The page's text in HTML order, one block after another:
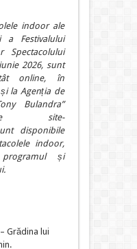
indoor ale
a Festivalului
Spectacolului
2026, sunt
online, în
la Agenția de
Bulandra”
site-
disponibile
indoor,
și
Grădina lui